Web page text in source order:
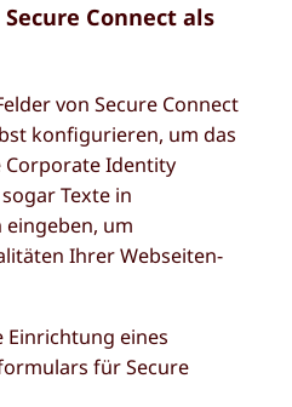
Connect als
von Secure Connect
konfigurieren, um das
Identity
Texte in
eingeben, um
Ihrer Webseiten-
eines
für Secure